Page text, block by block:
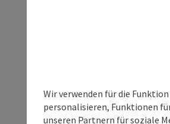
Wir verwenden für die
personalisieren, Funktionen
unseren Partnern für soziale